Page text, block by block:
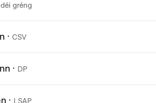
déi gréng
· CSV
· DP